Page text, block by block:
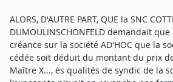
ALORS, D'AUTRE PART, QUE la SNC
DUMOULINSCHONFELD demandait
créance sur la société AD'HOC que la
cédée soit déduit du montant du prix
Maître X..., ès qualités de syndic de la